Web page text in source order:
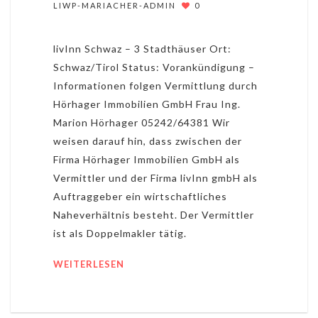
LIWP-MARIACHER-ADMIN 0
livInn Schwaz – 3 Stadthäuser Ort:
Schwaz/Tirol Status: Vorankündigung –
Informationen folgen Vermittlung durch
Hörhager Immobilien GmbH Frau Ing.
Marion Hörhager 05242/64381 Wir
weisen darauf hin, dass zwischen der
Firma Hörhager Immobilien GmbH als
Vermittler und der Firma livInn gmbH als
Auftraggeber ein wirtschaftliches
Naheverhältnis besteht. Der Vermittler
ist als Doppelmakler tätig.
WEITERLESEN